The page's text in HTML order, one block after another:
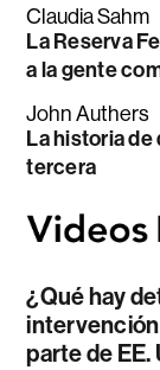
Claudia Sahm
La Reserva
a la gente
John Authers
La historia de
tercera
¿Qué hay
parte de EE.